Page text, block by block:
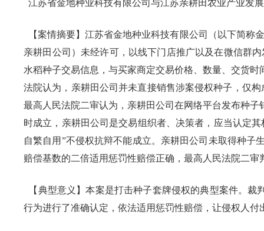
江苏省金地种业科技有限公司与江苏亲耕田农业产业发
【案情摘要】江苏省金地种业科技有限公司（以下简称
亲耕田公司）未经许可，以线下门店推广以及在微信群
水稻种子交易信息，与买家商定交易价格、数量、交货
法院认为，亲耕田公司并未直接销售涉案侵权种子，仅
最高人民法院二审认为，亲耕田公司在网络平台发布种
时成立，亲耕田公司是交易组织者、决策者，应当认定
自繁自用”不侵权抗辩不能成立。亲耕田公司未取得种
赔偿基数的二倍适用惩罚性赔偿正确，最高人民法院二审
【典型意义】本案是打击种子套牌侵权的典型案件。裁
行为进行了准确认定，依法适用惩罚性赔偿，让侵权人